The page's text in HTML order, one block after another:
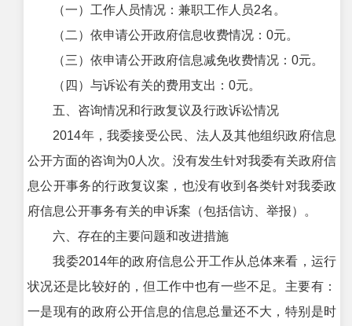
（一）工作人员情况：兼职工作人员2名。
（二）依申请公开政府信息收费情况：0元。
（三）依申请公开政府信息减免收费情况：0元。
（四）与诉讼有关的费用支出：0元。
五、咨询情况和行政复议及行政诉讼情况
2014年，我委接受公民、法人及其他组织政府信息
公开方面的咨询为0人次。没有发生针对我委有关政府信
息公开事务的行政复议案，也没有收到各类针对我委政
府信息公开事务有关的申诉案（包括信访、举报）。
六、存在的主要问题和改进措施
我委2014年的政府信息公开工作从总体来看，运行
状况还是比较好的，但工作中也有一些不足。主要有：
一是现有的政府公开信息的信息总量还不大，特别是时